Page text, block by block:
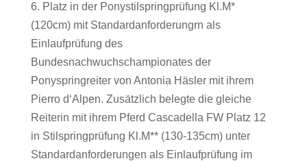
6. Platz in der Ponystilspringprüfung Kl.M*
(120cm) mit Standardanforderungrn als
Einlaufprüfung des
Bundesnachwuchschampionates der
Ponyspringreiter von Antonia Häsler mit ihrem
Pierro d‘Alpen. Zusätzlich belegte die gleiche
Reiterin mit ihrem Pferd Cascadella FW Platz 12
in Stilspringprüfung Kl.M** (130-135cm) unter
Standardanforderungen als Einlaufprüfung im